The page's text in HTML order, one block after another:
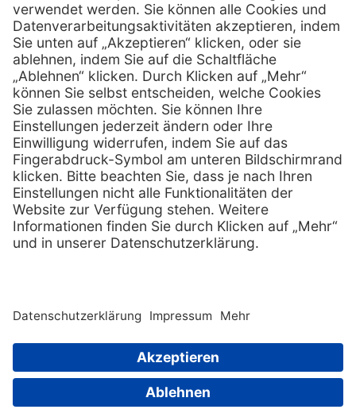
E-Mail: info @ mediquick.de
Services
Serviceversprechen
Sprechstundenbedarf
Retoure anmelden
Hilfe
FAQs
Kontakt
Lob & Kritik
Zertifikat Rechtliches
AGB
Impressum
Datenschutz
Copyright © 2026 MediQuick Arzt-
GmbH. All rights
Fachkreise.